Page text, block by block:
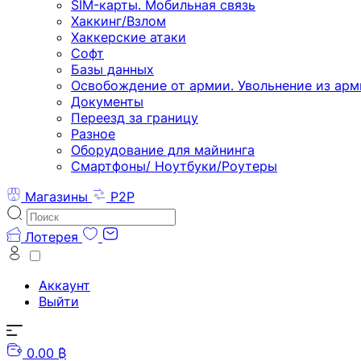
SIM-карты. Мобильная связь
Хаккинг/Взлом
Хаккерские атаки
Софт
Базы данных
Освобождение от армии. Увольнение из
Документы
Переезд за границу
Разное
Оборудование для майнинга
Смартфоны/ Ноутбуки/Роутеры
Магазины
P2P
Лотерея
Аккаунт
Выйти
0.00 ₿